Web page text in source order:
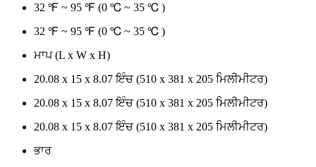
32 ℉ ~ 95 ℉ (0 ℃ ~ 35 ℃ )
32 ℉ ~ 95 ℉ (0 ℃ ~ 35 ℃ )
ਮਾਪ (L x W x H)
20.08 x 15 x 8.07 ਇੰਚ (510 x 381 x 205 ਮਿਲੀਮੀਟਰ)
20.08 x 15 x 8.07 ਇੰਚ (510 x 381 x 205 ਮਿਲੀਮੀਟਰ)
20.08 x 15 x 8.07 ਇੰਚ (510 x 381 x 205 ਮਿਲੀਮੀਟਰ)
ਭਾਰ